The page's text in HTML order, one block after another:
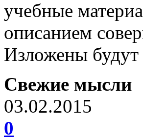
учебные
описанием
Изложены будут
Свежие мысли
03.02.2015
0